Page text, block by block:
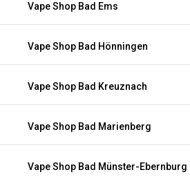
Vape Shop Bad Ems
Vape Shop Bad Hönningen
Vape Shop Bad Kreuznach
Vape Shop Bad Marienberg
Vape Shop Bad Münster-Ebernburg